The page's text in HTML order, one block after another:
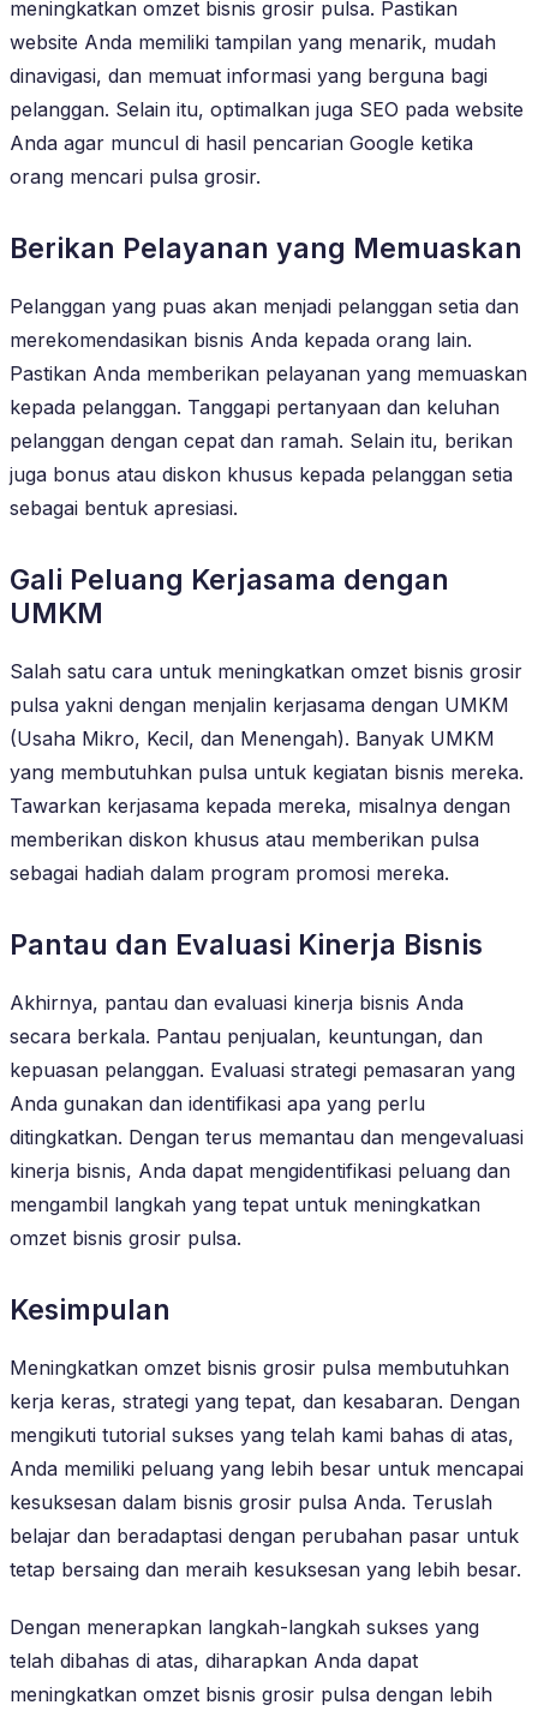
meningkatkan omzet bisnis grosir pulsa. Pastikan
website Anda memiliki tampilan yang menarik, mudah
dinavigasi, dan memuat informasi yang berguna bagi
pelanggan. Selain itu, optimalkan juga SEO pada website
Anda agar muncul di hasil pencarian Google ketika
orang mencari pulsa grosir.
Berikan Pelayanan yang Memuaskan
Pelanggan yang puas akan menjadi pelanggan setia dan
merekomendasikan bisnis Anda kepada orang lain.
Pastikan Anda memberikan pelayanan yang memuaskan
kepada pelanggan. Tanggapi pertanyaan dan keluhan
pelanggan dengan cepat dan ramah. Selain itu, berikan
juga bonus atau diskon khusus kepada pelanggan setia
sebagai bentuk apresiasi.
Gali Peluang Kerjasama dengan
UMKM
Salah satu cara untuk meningkatkan omzet bisnis grosir
pulsa yakni dengan menjalin kerjasama dengan UMKM
(Usaha Mikro, Kecil, dan Menengah). Banyak UMKM
yang membutuhkan pulsa untuk kegiatan bisnis mereka.
Tawarkan kerjasama kepada mereka, misalnya dengan
memberikan diskon khusus atau memberikan pulsa
sebagai hadiah dalam program promosi mereka.
Pantau dan Evaluasi Kinerja Bisnis
Akhirnya, pantau dan evaluasi kinerja bisnis Anda
secara berkala. Pantau penjualan, keuntungan, dan
kepuasan pelanggan. Evaluasi strategi pemasaran yang
Anda gunakan dan identifikasi apa yang perlu
ditingkatkan. Dengan terus memantau dan mengevaluasi
kinerja bisnis, Anda dapat mengidentifikasi peluang dan
mengambil langkah yang tepat untuk meningkatkan
omzet bisnis grosir pulsa.
Kesimpulan
Meningkatkan omzet bisnis grosir pulsa membutuhkan
kerja keras, strategi yang tepat, dan kesabaran. Dengan
mengikuti tutorial sukses yang telah kami bahas di atas,
Anda memiliki peluang yang lebih besar untuk mencapai
kesuksesan dalam bisnis grosir pulsa Anda. Teruslah
belajar dan beradaptasi dengan perubahan pasar untuk
tetap bersaing dan meraih kesuksesan yang lebih besar.
Dengan menerapkan langkah-langkah sukses yang
telah dibahas di atas, diharapkan Anda dapat
meningkatkan omzet bisnis grosir pulsa dengan lebih